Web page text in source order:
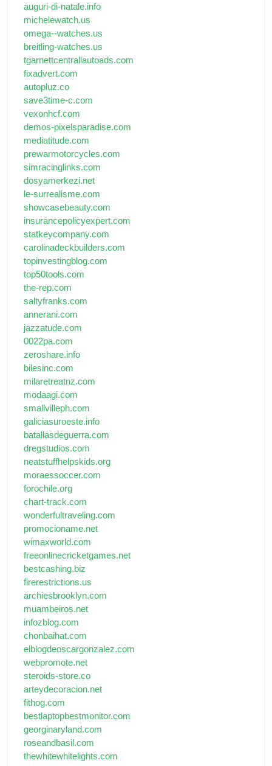
auguri-di-natale.info
michelewatch.us
omega--watches.us
breitling-watches.us
tgarnettcentrallautoads.com
fixadvert.com
autopluz.co
save3time-c.com
vexonhcf.com
demos-pixelsparadise.com
mediatitude.com
prewarmotorcycles.com
simracinglinks.com
dosyamerkezi.net
le-surrealisme.com
showcasebeauty.com
insurancepolicyexpert.com
statkeycompany.com
carolinadeckbuilders.com
topinvestingblog.com
top50tools.com
the-rep.com
saltyfranks.com
annerani.com
jazzatude.com
0022pa.com
zeroshare.info
bilesinc.com
milaretreatnz.com
modaagi.com
smallvilleph.com
galiciasuroeste.info
batallasdeguerra.com
dregstudios.com
neatstuffhelpskids.org
moraessoccer.com
forochile.org
chart-track.com
wonderfultraveling.com
promocioname.net
wimaxworld.com
freeonlinecricketgames.net
bestcashing.biz
firerestrictions.us
archiesbrooklyn.com
muambeiros.net
infozblog.com
chonbaihat.com
elblogdeoscargonzalez.com
webpromote.net
steroids-store.co
arteydecoracion.net
fithog.com
bestlaptopbestmonitor.com
georginaryland.com
roseandbasil.com
thewhitewhitelights.com